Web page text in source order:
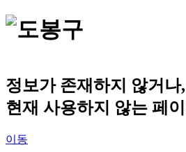
정보가 존재하지 않거나,
현재 사용하지 않는 페
이동